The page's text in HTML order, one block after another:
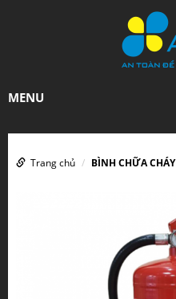
MENU
Trang chủ BÌNH CHỮA CHÁY